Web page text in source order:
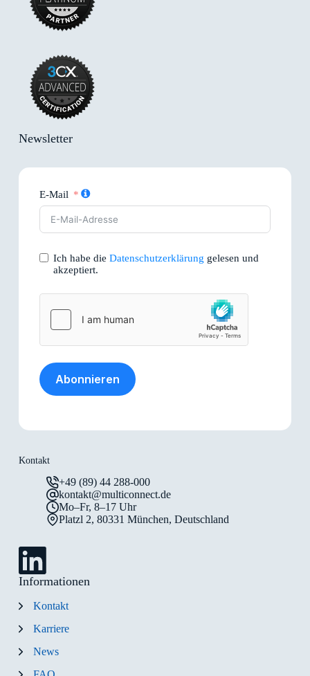
Kontakt
+49 (89) 44 288-000
kontakt@multiconnect.de
Mo–Fr, 8–17 Uhr
Platzl 2, 80331 München, Deutschland
Informationen
Kontakt
Karriere
News
Newsletter
E-Mail
Ich habe die Datenschutzerklärung gelesen und
akzeptiert.
Abonnieren